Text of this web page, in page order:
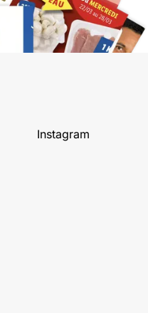
Instagram